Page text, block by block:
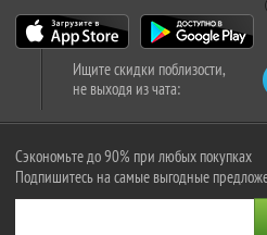
Ищите скидки поблизости,
не выходя из чата:
Сэкономьте до 90% при любых покупках
Подпишитесь на самые выгодные